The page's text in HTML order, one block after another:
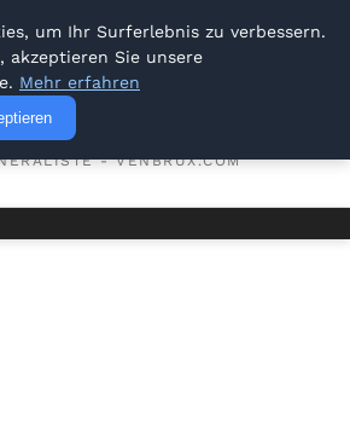
venbrux
Ihr vertrauenswürdiger Informationspartner
- VENBRUX.COM
um Ihr Surferlebnis zu verbessern.
akzeptieren Sie unsere
Mehr erfahren